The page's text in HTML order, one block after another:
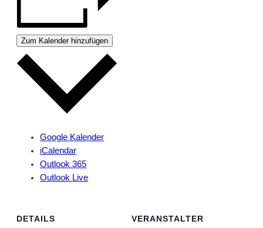
Zum Kalender hinzufügen
Google Kalender
iCalendar
Outlook 365
Outlook Live
DETAILS VERANSTALTER